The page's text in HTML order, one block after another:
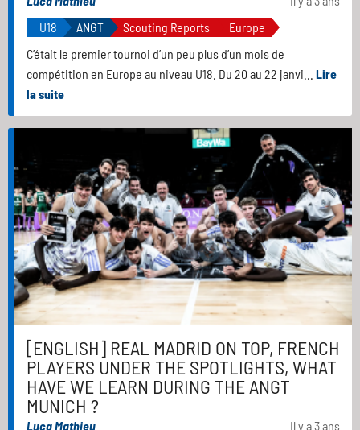
U18
ANGT Scouting Reports
Europe
C’était le premier tournoi d’un peu plus d’un mois de
compétition en Europe au niveau U18. Du 20 au 22 janvi... Lire
la suite
[ENGLISH] REAL MADRID ON TOP, FRENCH
PLAYERS UNDER THE SPOTLIGHTS, WHAT
HAVE WE LEARN DURING THE ANGT
MUNICH ?
Luca Mathieu
Il y a 3 ans